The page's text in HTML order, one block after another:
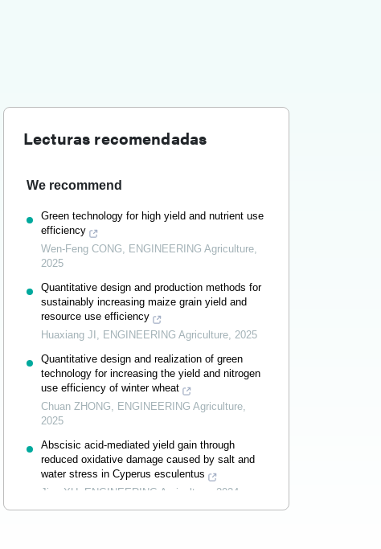
Lecturas recomendadas
We recommend
Green technology for high yield and nutrient use
efficiency
Wen-Feng CONG, ENGINEERING Agriculture,
2025
Quantitative design and production methods for
sustainably increasing maize grain yield and
resource use efficiency
Huaxiang JI , ENGINEERING Agriculture, 2025
Quantitative design and realization of green
technology for increasing the yield and nitrogen
use efficiency of winter wheat
Chuan ZHONG, ENGINEERING Agriculture,
2025
Abscisic acid-mediated yield gain through
reduced oxidative damage caused by salt and
water stress in Cyperus esculentus
Jing XU ENGINEERING Agriculture 2024